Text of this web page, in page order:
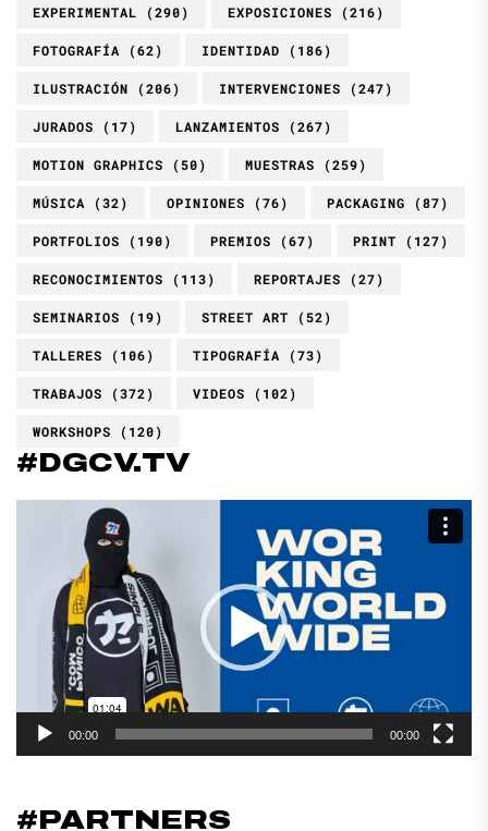
EXPERIMENTAL (290) EXPOSICIONES (216)
FOTOGRAFÍA (62) IDENTIDAD (186)
ILUSTRACIÓN (206) INTERVENCIONES (247)
JURADOS (17) LANZAMIENTOS (267)
MOTION GRAPHICS (50) MUESTRAS (259)
MÚSICA (32) OPINIONES (76) PACKAGING (87)
PORTFOLIOS (190) PREMIOS (67) PRINT (127)
RECONOCIMIENTOS (113) REPORTAJES (27)
SEMINARIOS (19) STREET ART (52)
TALLERES (106) TIPOGRAFÍA (73)
TRABAJOS (372) VIDEOS (102)
WORKSHOPS (120)
#DGCV.TV
Reproductor
00:00 00:00
#PARTNERS